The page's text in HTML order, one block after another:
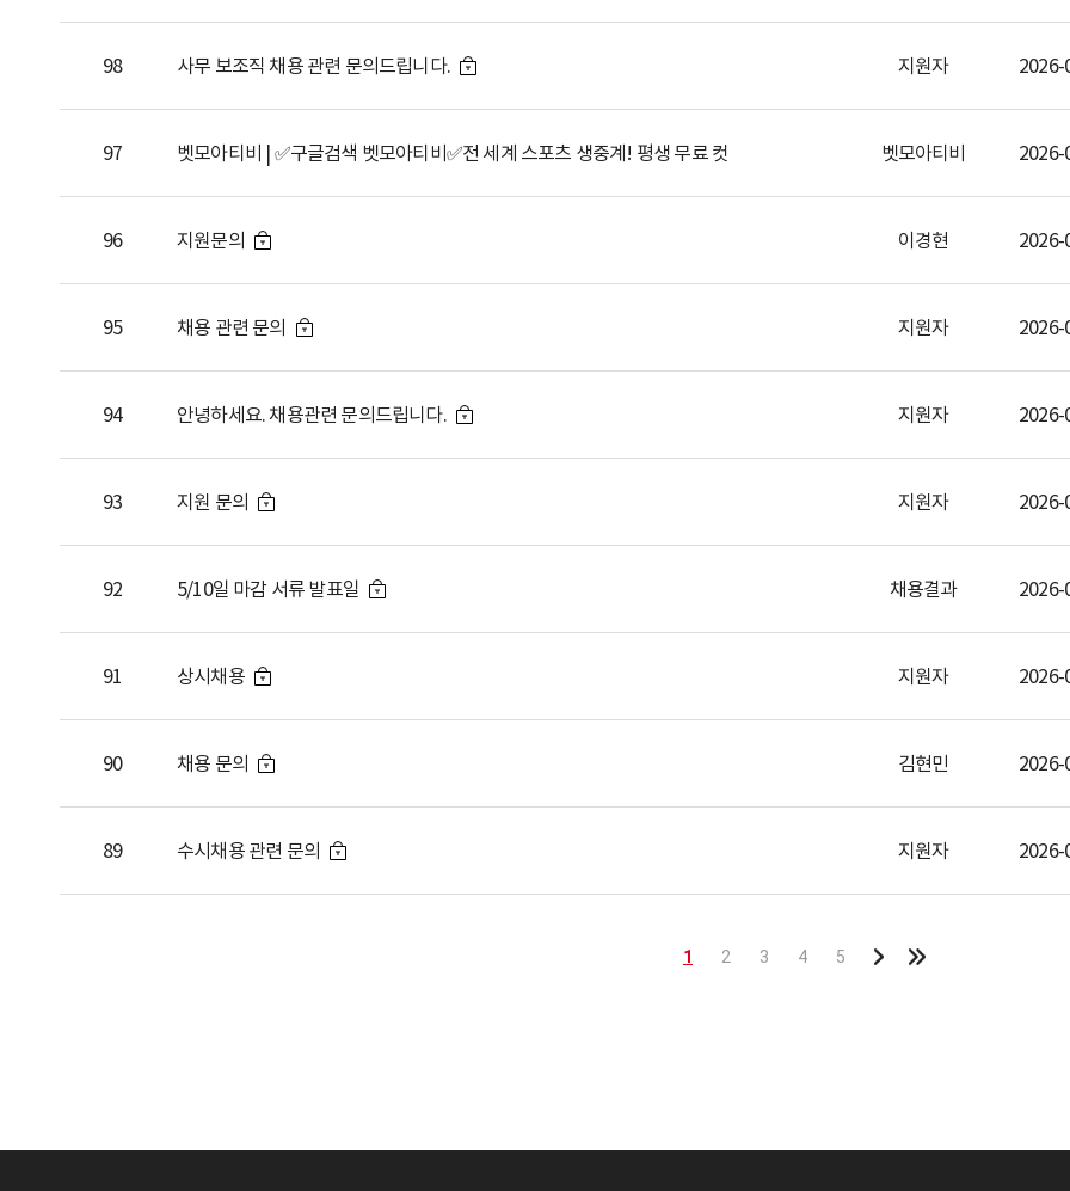
98 사무 보조직 채용 관련 문의드립니다. 지원자 2026-
97 벳모아티비 | ✅구글검색 벳모아티비✅전 세계 스포츠 생중계! 평생 무료 컷 벳모아티비 2026-
96 지원문의 이경현 2026-
95 채용 관련 문의 지원자 2026-
94 안녕하세요. 채용관련 문의드립니다. 지원자 2026-
93 지원 문의 지원자 2026-
92 5/10일 마감 서류 발표일 채용결과 2026-
91 상시채용 지원자 2026-
90 채용 문의 김현민 2026-
89 수시채용 관련 문의 지원자 2026-
1 2 3 4 5